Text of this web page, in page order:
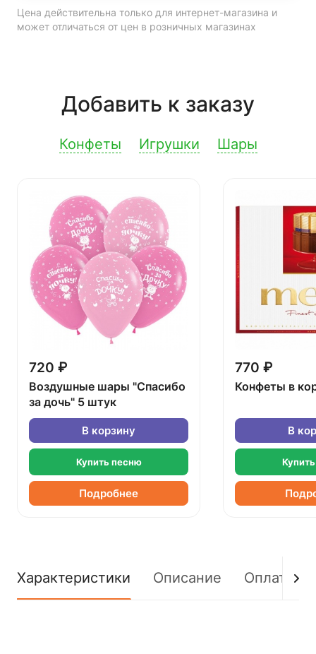
Цена действительна только для интернет-магазина и
может отличаться от цен в розничных магазинах
Добавить к заказу
Конфеты Игрушки Шары
720 ₽
Воздушные шары "Спасибо
за дочь" 5 штук
В корзину
Купить песню
Подробнее
770 ₽
Конфеты в
В
Характеристики Описание Оплата